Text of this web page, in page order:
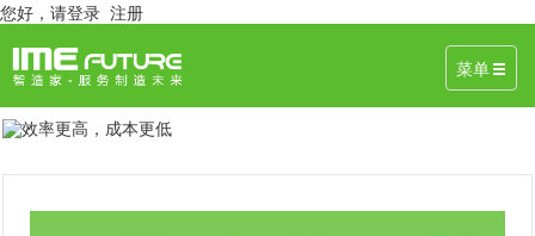
您好， 请登录 注册
菜单